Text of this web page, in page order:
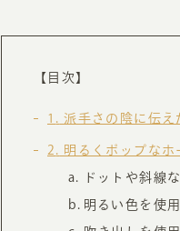
制作実績
ホームページ集客
【目次】
1 派手さの陰に伝え
2 明るくポップな
ドットや斜線
明るい色を使